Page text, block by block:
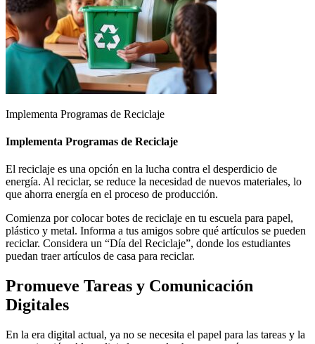
Implementa Programas de Reciclaje
Implementa Programas de Reciclaje
El reciclaje es una opción en la lucha contra el desperdicio de
energía. Al reciclar, se reduce la necesidad de nuevos materiales, lo
que ahorra energía en el proceso de producción.
Comienza por colocar botes de reciclaje en tu escuela para papel,
plástico y metal. Informa a tus amigos sobre qué artículos se pueden
reciclar. Considera un “Día del Reciclaje”, donde los estudiantes
puedan traer artículos de casa para reciclar.
Promueve Tareas y Comunicación
Digitales
En la era digital actual, ya no se necesita el papel para las tareas y la